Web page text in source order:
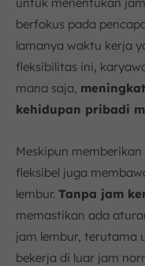
berfokus pada
lamanya waktu kerja
fleksibilitas ini,
mana saja,
kehidupan pribadi
Meskipun
fleksibel juga
lembur. Tanpa jam
memastikan ada
jam lembur, terutama
bekerja di luar jam